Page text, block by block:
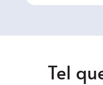
Tel